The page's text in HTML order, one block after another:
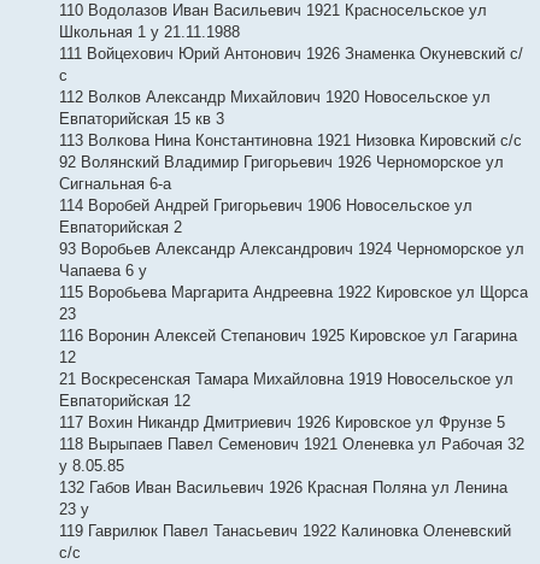
110 Водолазов Иван Васильевич 1921 Красносельское ул
Школьная 1 у 21.11.1988
111 Войцехович Юрий Антонович 1926 Знаменка Окуневский с/
с
112 Волков Александр Михайлович 1920 Новосельское ул
Евпаторийская 15 кв 3
113 Волкова Нина Константиновна 1921 Низовка Кировский с/с
92 Волянский Владимир Григорьевич 1926 Черноморское ул
Сигнальная 6-а
114 Воробей Андрей Григорьевич 1906 Новосельское ул
Евпаторийская 2
93 Воробьев Александр Александрович 1924 Черноморское ул
Чапаева 6 у
115 Воробьева Маргарита Андреевна 1922 Кировское ул Щорса
23
116 Воронин Алексей Степанович 1925 Кировское ул Гагарина
12
21 Воскресенская Тамара Михайловна 1919 Новосельское ул
Евпаторийская 12
117 Вохин Никандр Дмитриевич 1926 Кировское ул Фрунзе 5
118 Вырыпаев Павел Семенович 1921 Оленевка ул Рабочая 32
у 8.05.85
132 Габов Иван Васильевич 1926 Красная Поляна ул Ленина
23 у
119 Гаврилюк Павел Танасьевич 1922 Калиновка Оленевский
с/с